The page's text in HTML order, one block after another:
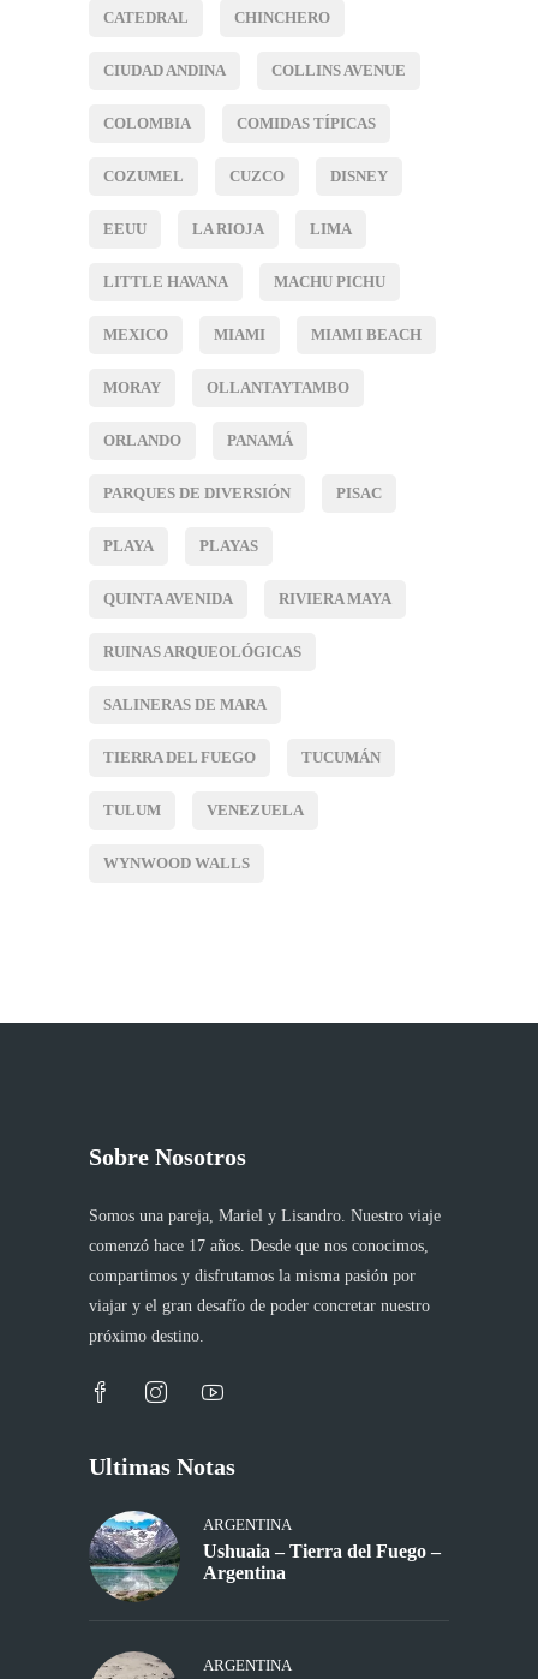
CATEDRAL CHINCHERO
CIUDAD ANDINA COLLINS AVENUE
COLOMBIA COMIDAS TÍPICAS
COZUMEL CUZCO DISNEY
EEUU LA RIOJA LIMA
LITTLE HAVANA MACHU PICHU
MEXICO MIAMI MIAMI BEACH
MORAY OLLANTAYTAMBO
ORLANDO PANAMÁ
PARQUES DE DIVERSIÓN PISAC
PLAYA PLAYAS
QUINTA AVENIDA RIVIERA MAYA
RUINAS ARQUEOLÓGICAS
SALINERAS DE MARA
TIERRA DEL FUEGO TUCUMÁN
TULUM VENEZUELA
WYNWOOD WALLS
Sobre Nosotros
Somos una pareja, Mariel y Lisandro. Nuestro viaje
comenzó hace 17 años. Desde que nos conocimos,
compartimos y disfrutamos la misma pasión por
viajar y el gran desafío de poder concretar nuestro
próximo destino.
Ultimas Notas
ARGENTINA
Ushuaia – Tierra del Fuego –
Argentina
ARGENTINA